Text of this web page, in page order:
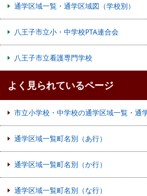
通学区域一覧・通学区域図（学校別）
八王子市立小・中学校PTA連合会
八王子市立看護専門学校
よく見られているページ
市立小学校・中学校の通学区域一覧・通
通学区域一覧町名別（あ行）
通学区域一覧町名別（か行）
通学区域一覧町名別（な行）